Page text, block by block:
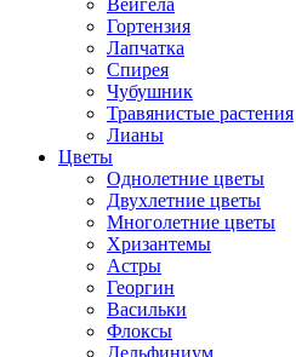
Вейгела
Гортензия
Лапчатка
Спирея
Чубушник
Травянистые растения
Лианы
Цветы
Однолетние цветы
Двухлетние цветы
Многолетние цветы
Хризантемы
Астры
Георгин
Васильки
Флоксы
Дельфиниум